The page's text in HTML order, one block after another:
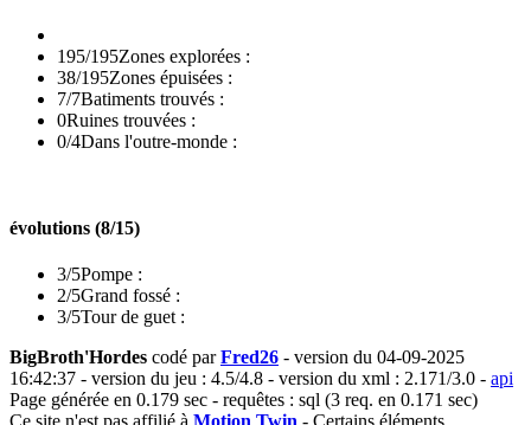
195/195Zones explorées :
38/195Zones épuisées :
7/7Batiments trouvés :
0Ruines trouvées :
0/4Dans l'outre-monde :
évolutions (8/15)
3/5Pompe :
2/5Grand fossé :
3/5Tour de guet :
BigBroth'Hordes codé parFred26 - version du 04-09-2025
16:42:37 - version du jeu : 4.5/4.8 - version du xml : 2.171/3.0 - api
Page générée en 0.179 sec - requêtes : sql (3 req. en 0.171 sec)